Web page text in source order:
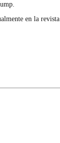
.
en la revista